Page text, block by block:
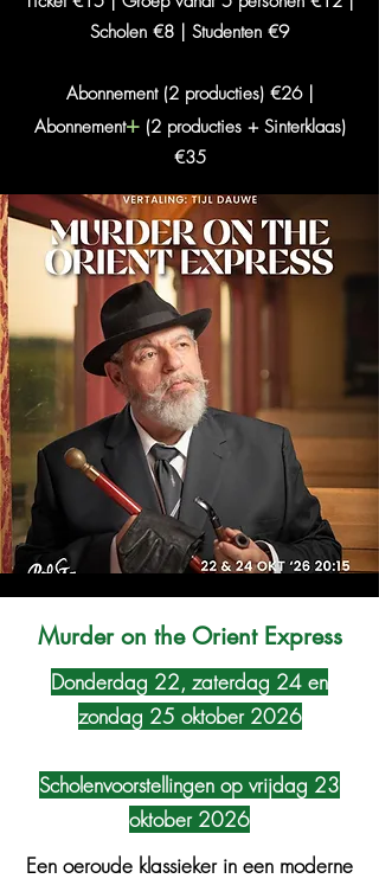
Scholen €8 | Studenten €9
Abonnement (2 producties) €26 |
Abonnement+(2 producties + Sinterklaas)
€35
Murder on the Orient Express
Donderdag 22, zaterdag 24 en
zondag 25 oktober 2026
Scholenvoorstellingen op vrijdag 23
oktober 2026
Een oeroude klassieker in een moderne